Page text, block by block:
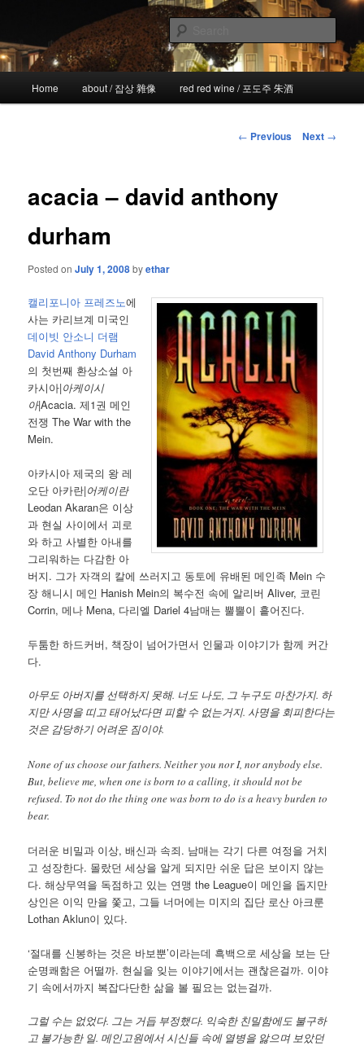
primary
content!wicked
the more I see the less I know
Home about / 잡상 雜像 red red wine / 포도주 朱酒
Post
← Previous Next →
acacia – david anthony
durham
Posted onJuly 1, 2008byethar
캘리포니아 프레즈노에
사는 카리브계 미국인
데이빗 안소니 더램
David Anthony Durham
의 첫번째 환상소설 아
카시아|아케이시
아|Acacia. 제1권 메인
전쟁 The War with the
Mein.
아카시아 제국의 왕 레
오단 아카란|어케이란
Leodan Akaran은 이상
과 현실 사이에서 괴로
와 하고 사별한 아내를
그리워하는 다감한 아
버지. 그가 자객의 칼에 쓰러지고 동토에 유배된 메인족 Mein 수
장 해니시 메인 Hanish Mein의 복수전 속에 알리버 Aliver, 코린
Corrin, 메나 Mena, 다리엘 Dariel 4남매는 뿔뿔이 흩어진다.
두툼한 하드커버, 책장이 넘어가면서 인물과 이야기가 함께 커간
다.
아무도 아버지를 선택하지 못해. 너도 나도, 그 누구도 마찬가지. 하
지만 사명을 띠고 태어났다면 피할 수 없는거지. 사명을 회피한다는
것은 감당하기 어려운 짐이야.
None of us choose our fathers. Neither you nor I, nor anybody else.
But, believe me, when one is born to a calling, it should not be
refused. To not do the thing one was born to do is a heavy burden to
bear.
더러운 비밀과 이상, 배신과 속죄. 남매는 각기 다른 여정을 거치
고 성장한다. 몰랐던 세상을 알게 되지만 쉬운 답은 보이지 않는
다. 해상무역을 독점하고 있는 연맹 the League이 메인을 돕지만
상인은 이익 만을 쫓고, 그들 너머에는 미지의 집단 로산 아크룬
Lothan Aklun이 있다.
‘절대를 신봉하는 것은 바보뿐’이라는데 흑백으로 세상을 보는 단
순명쾌함은 어떨까. 현실을 잊는 이야기에서는 괜찮은걸까. 이야
기 속에서까지 복잡다단한 삶을 볼 필요는 없는걸까.
그럴 수는 없었다. 그는 거듭 부정했다. 익숙한 친밀함에도 불구하
고 불가능한 일. 메인고원에서 시신들 속에 열병을 앓으며 보았던